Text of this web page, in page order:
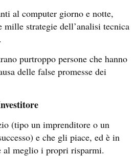
al computer giorno e notte,
mille strategie dell’analisi tecnica
purtroppo persone che hanno
delle false promesse dei
(tipo un imprenditore o un
e che gli piace, ed è in
al meglio i propri risparmi.